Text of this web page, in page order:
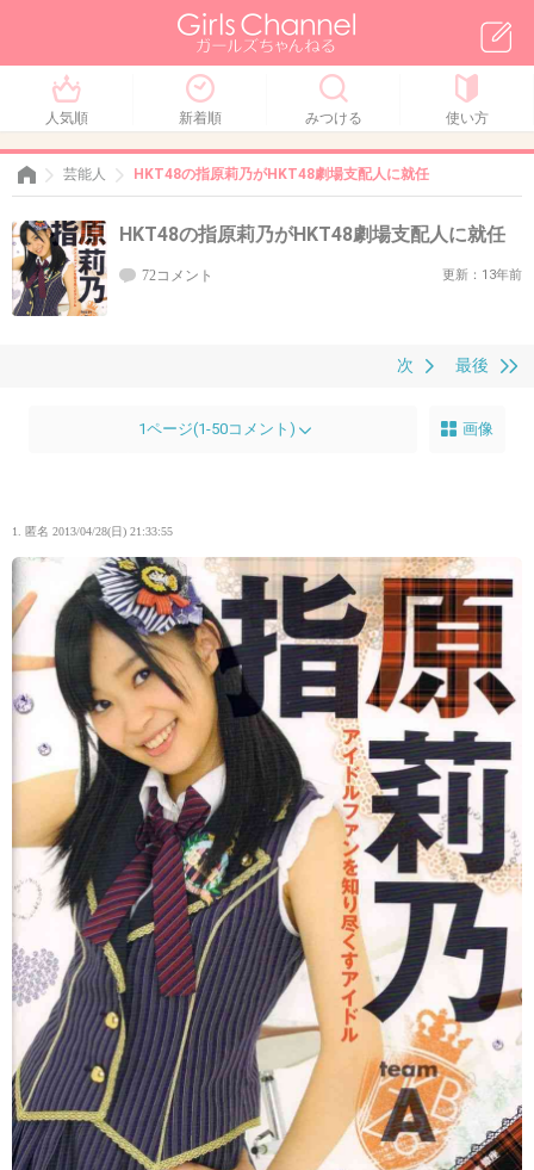
人気順 新着順 みつける 使い方
芸能人 HKT48の指原莉乃がHKT48劇場支配人に就任
HKT48の指原莉乃がHKT48劇場支配人に就任
72コメント 更新：13年前
最後
次
1ページ(1-50コメント) 画像
1. 匿名 2013/04/28(日) 21:33:55